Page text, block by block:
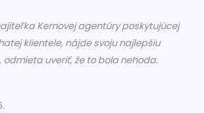
Kernovej agentúry poskytujúcej
klientele, nájde svoju najlepšiu
uveriť, že to bola nehoda.